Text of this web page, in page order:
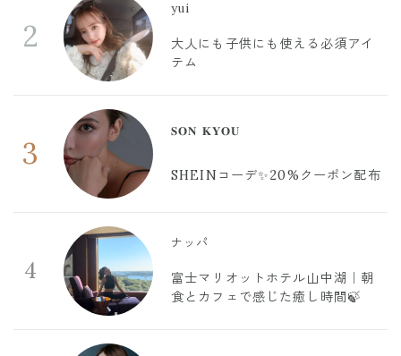
2
yui
大人にも子供にも使える必須アイ
テム
3
𝐒𝐎𝐍 𝐊𝐘𝐎𝐔
SHEINコーデ✨20%クーポン配布
4
ナッパ
富士マリオットホテル山中湖｜朝
食とカフェで感じた癒し時間🍃